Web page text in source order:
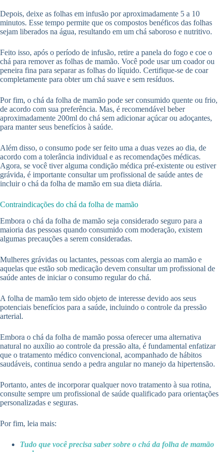
Depois, deixe as folhas em infusão por aproximadamente 5 a 10
minutos. Esse tempo permite que os compostos benéficos das folhas
sejam liberados na água, resultando em um chá saboroso e nutritivo.
Feito isso, após o período de infusão, retire a panela do fogo e coe o
chá para remover as folhas de mamão. Você pode usar um coador ou
peneira fina para separar as folhas do líquido. Certifique-se de coar
completamente para obter um chá suave e sem resíduos.
Por fim, o chá da folha de mamão pode ser consumido quente ou frio,
de acordo com sua preferência. Mas, é recomendável beber
aproximadamente 200ml do chá sem adicionar açúcar ou adoçantes,
para manter seus benefícios à saúde.
Além disso, o consumo pode ser feito uma a duas vezes ao dia, de
acordo com a tolerância individual e as recomendações médicas.
Agora, se você tiver alguma condição médica pré-existente ou estiver
grávida, é importante consultar um profissional de saúde antes de
incluir o chá da folha de mamão em sua dieta diária.
Contraindicações do chá da folha de mamão
Embora o chá da folha de mamão seja considerado seguro para a
maioria das pessoas quando consumido com moderação, existem
algumas precauções a serem consideradas.
Mulheres grávidas ou lactantes, pessoas com alergia ao mamão e
aquelas que estão sob medicação devem consultar um profissional de
saúde antes de iniciar o consumo regular do chá.
A folha de mamão tem sido objeto de interesse devido aos seus
potenciais benefícios para a saúde, incluindo o controle da pressão
arterial.
Embora o chá da folha de mamão possa oferecer uma alternativa
natural no auxílio ao controle da pressão alta, é fundamental enfatizar
que o tratamento médico convencional, acompanhado de hábitos
saudáveis, continua sendo a pedra angular no manejo da hipertensão.
Portanto, antes de incorporar qualquer novo tratamento à sua rotina,
consulte sempre um profissional de saúde qualificado para orientações
personalizadas e seguras.
Por fim, leia mais:
Tudo que você precisa saber sobre o chá da folha de mamão